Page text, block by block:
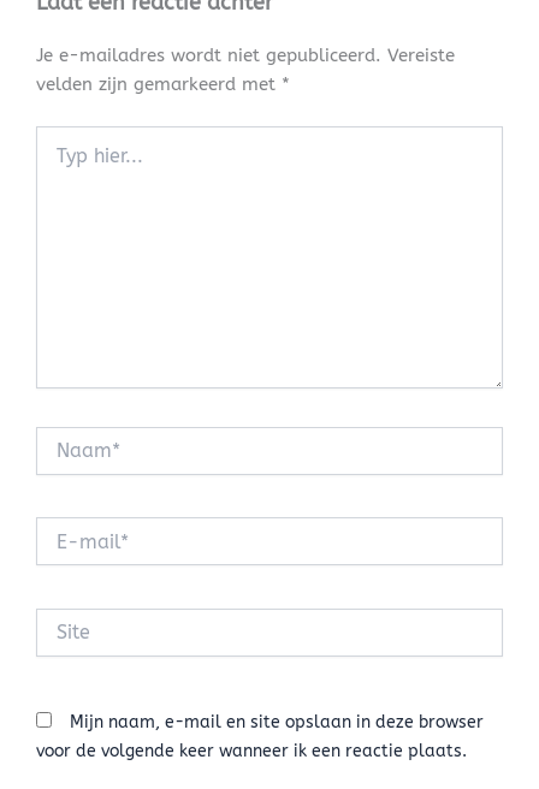
Je e-mailadres wordt niet gepubliceerd. Vereiste
velden zijn gemarkeerd met *
hier...
mail*
Mijn naam, e-mail en site opslaan in deze browser
voor de volgende keer wanneer ik een reactie plaats.